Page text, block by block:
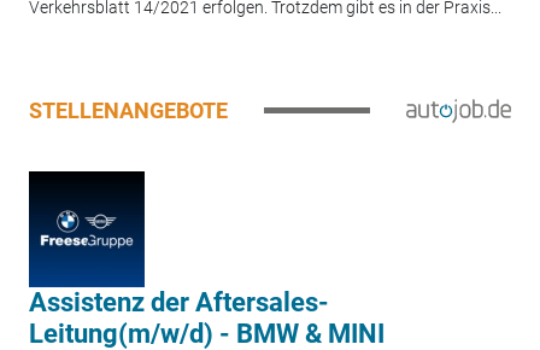
Verkehrsblatt 14/2021 erfolgen. Trotzdem gibt es in der Praxis...
STELLENANGEBOTE
Assistenz der Aftersales-
Leitung(m/w/d) - BMW & MINI